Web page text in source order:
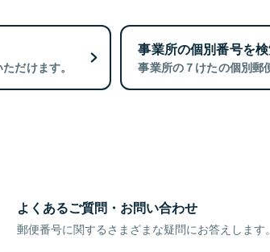
だけます。
事業所の個別番号を
事業所の７けたの個別郵
よくあるご質問・お問い合わせ
郵便番号に関するさまざまな疑問にお答えします。